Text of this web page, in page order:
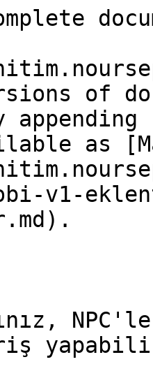
of
as
v1-